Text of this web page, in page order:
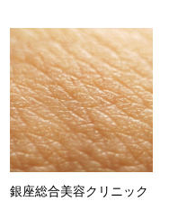
銀座総合美容クリニック